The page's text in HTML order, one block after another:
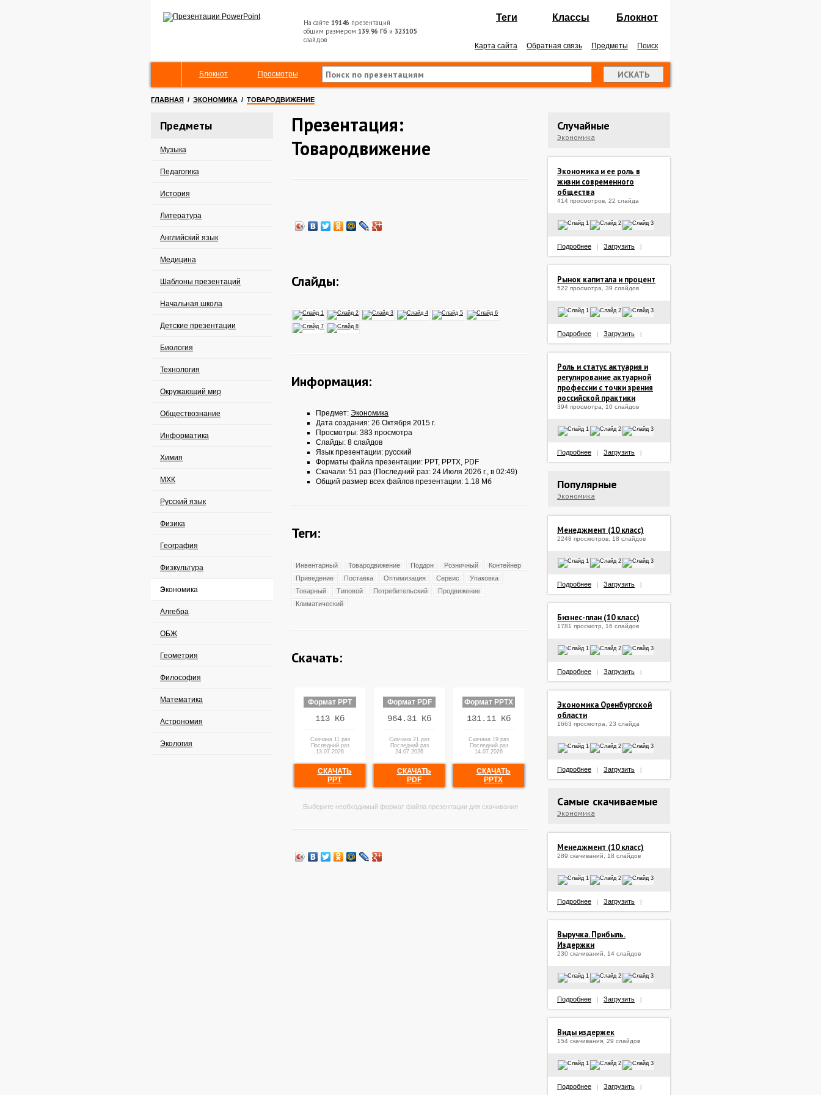
На сайте 19146 презентаций
общим размером 139.96 Гб и 323105
слайдов
Теги Классы Блокнот
Карта сайта Обратная связь Предметы Поиск
Блокнот Просмотры
ГЛАВНАЯ / ЭКОНОМИКА / ТОВАРОДВИЖЕНИЕ
Предметы
Музыка
Педагогика
История
Литература
Английский язык
Медицина
Шаблоны презентаций
Начальная школа
Детские презентации
Биология
Технология
Окружающий мир
Обществознание
Информатика
Химия
МХК
Русский язык
Физика
География
Физкультура
Экономика
Алгебра
ОБЖ
Геометрия
Философия
Математика
Астрономия
Экология
Презентация:
Товародвижение
Слайды:
Информация:
Предмет: Экономика
Дата создания: 26 Октября 2015 г.
Просмотры: 383 просмотра
Слайды: 8 слайдов
Язык презентации: русский
Форматы файла презентации: PPT, PPTX, PDF
Скачали: 51 раз (Последний раз: 24 Июля 2026 г., в 02:49)
Общий размер всех файлов презентации: 1.18 Мб
Теги:
Инвентарный Товародвижение Поддон Розничный
Контейнер
Приведение
Поставка Оптимизация Сервис
Упаковка
Товарный
Типовой Потребительский
Продвижение
Климатический
Скачать:
Формат PPT
113 Кб
Скачана 11 раз
Последний раз
13.07.2026
СКАЧАТЬ
PPT
Формат PDF
964.31 Кб
Скачана 21 раз
Последний раз
24.07.2026
СКАЧАТЬ
PDF
Формат PPTX
131.11 Кб
Скачана 19 раз
Последний раз
14.07.2026
СКАЧАТЬ
PPTX
Выберите необходимый формат файла презентации для скачивания
Случайные
Экономика
Экономика и ее роль в
жизни современного
общества
414 просмотров, 22 слайда
Подробнее Загрузить
Рынок капитала и процент
522 просмотра, 39 слайдов
Подробнее Загрузить
Роль и статус актуария и
регулирование актуарной
профессии с точки зрения
российской практики
394 просмотра, 10 слайдов
Подробнее Загрузить
Популярные
Экономика
Менеджмент (10 класс)
2248 просмотров, 18 слайдов
Подробнее Загрузить
Бизнес-план (10 класс)
1781 просмотр, 16 слайдов
Подробнее Загрузить
Экономика Оренбургской
области
1663 просмотра, 23 слайда
Подробнее Загрузить
Самые скачиваемые
Экономика
Менеджмент (10 класс)
289 скачиваний, 18 слайдов
Подробнее Загрузить
Выручка. Прибыль.
Издержки
230 скачиваний, 14 слайдов
Подробнее Загрузить
Виды издержек
154 скачивания, 29 слайдов
Подробнее Загрузить